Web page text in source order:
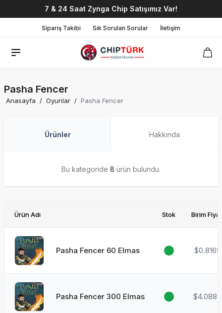
7 & 24 Saat Zynga Chip Satışımız Var!
Sipariş Takibi Sık Sorulan Sorular İletişim
Pasha Fencer
Anasayfa / Oyunlar / Pasha Fencer
Ürünler Hakkında
Bu kategoride 8 ürün bulundu.
Ürün Adı Stok Birim
Pasha Fencer 60 Elmas $0.8169
Pasha Fencer 300 Elmas $4.0887